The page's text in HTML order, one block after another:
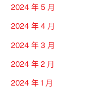
2024 年 5 月
2024 年 4 月
2024 年 3 月
2024 年 2 月
2024 年 1 月